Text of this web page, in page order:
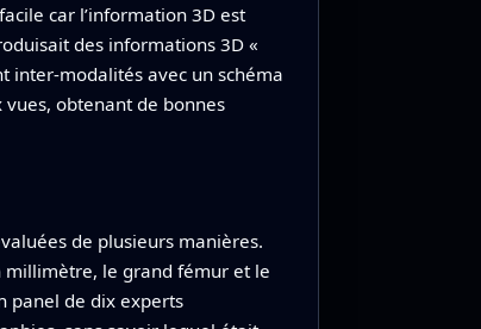
car l’information 3D est
des informations 3D «
inter-modalités avec un schéma
obtenant de bonnes
de plusieurs manières.
millimètre, le grand fémur et le
panel de dix experts